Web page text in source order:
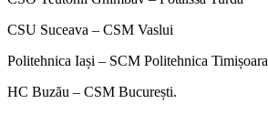
CSU Suceava – CSM Vaslui
Politehnica Iași – SCM Politehnica Timișoara
HC Buzău – CSM București.